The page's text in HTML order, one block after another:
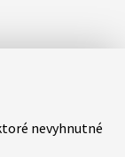
nevyhnutné